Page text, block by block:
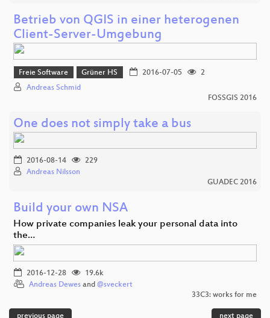
Betrieb von QGIS in einer heterogenen
Client-Server-Umgebung
Freie Software Grüner HS 2016-07-05
2
Andreas Schmid
FOSSGIS 2016
One does not simply take a bus
2016-08-14
229
Andreas Nilsson
GUADEC 2016
Build your own NSA
How private companies leak your personal data into
the…
2016-12-28
19.6k
Andreas Dewes and @sveckert
33C3: works for me
previous page next page